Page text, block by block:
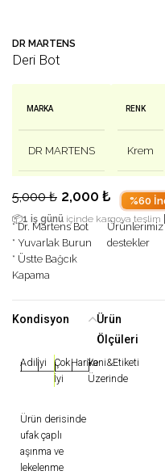
DR MARTENS
Deri Bot
MARKA
DR MARTENS
RENK
Krem
5,000₺ 2,000 ₺ %60
📦1 iş günü içinde kargoya teslim
* Dr. Martens Bot
* Yuvarlak Burun
* Üstte Bağcık
Kapama
Ürünlerimiz
destekler
Kondisyon
|Adil|İyi |Çok
İyi
|Harika
|Yeni&Etiketi
Üzerinde
Ürün derisinde
ufak çaplı
aşınma ve
lekelenme
Ürün
Ölçüleri